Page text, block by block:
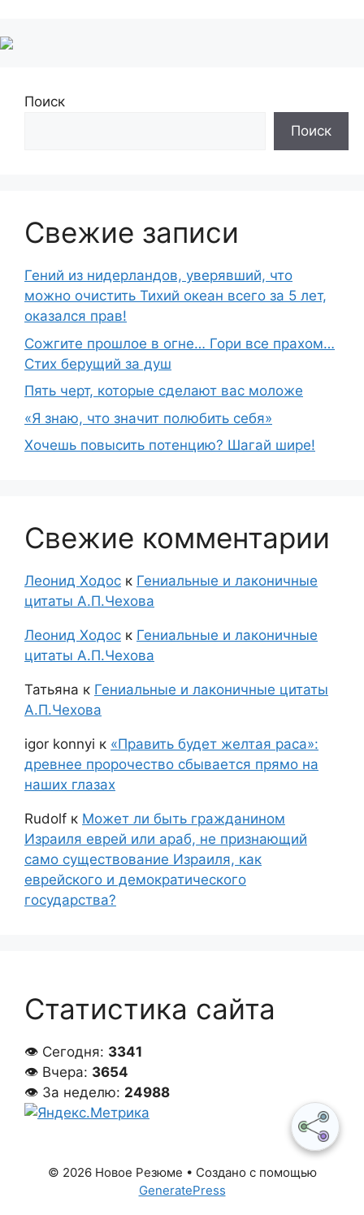
Поиск
Поиск
Свежие записи
Гений из нидерландов, уверявший, что
можно очистить Тихий океан всего за 5 лет,
оказался прав!
Сожгите прошлое в огне… Гори все прахом…
Стих берущий за душ
Пять черт, которые сделают вас моложе
«Я знаю, что значит полюбить себя»
Хочешь повысить потенцию? Шагай шире!
Свежие комментарии
Леонид Ходос к Гениальные и лаконичные
цитаты А.П.Чехова
Леонид Ходос к Гениальные и лаконичные
цитаты А.П.Чехова
Татьяна к Гениальные и лаконичные цитаты
А.П.Чехова
igor konnyi к «Править будет желтая раса»:
древнее пророчество сбывается прямо на
наших глазах
Rudolf к Может ли быть гражданином
Израиля еврей или араб, не признающий
само существование Израиля, как
еврейского и демократического
государства?
Статистика сайта
👁 Сегодня: 3341
👁 Вчера: 3654
👁 За неделю: 24988
© 2026 Новое Резюме • Создано с помощью
GeneratePress